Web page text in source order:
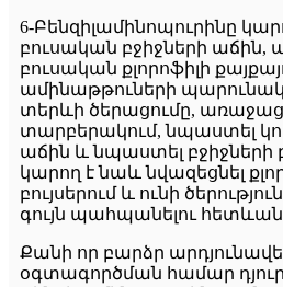
6-Բենզիլամինոպուրինը
բուսական բջիջների աճին,
բուսական քլորոֆիլի
ամինաթթուների
տերևի ծերացումը,
տարբերակում, նպաստել
աճին և նպաստել բջիջների
կարող է նաև նվազեցնել
բույսերում և ունի
գույն պահպանելու
Քանի որ բարձր
օգտագործման համար